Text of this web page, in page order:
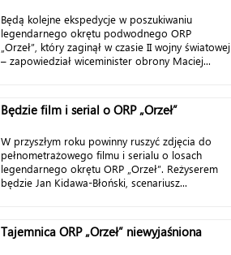
Będą kolejne ekspedycje w poszukiwaniu
legendarnego okrętu podwodnego ORP
„Orzeł”, który zaginął w czasie II wojny światowej
– zapowiedział wiceminister obrony Maciej...
Będzie film i serial o ORP „Orzeł”
W przyszłym roku powinny ruszyć zdjęcia do
pełnometrażowego filmu i serialu o losach
legendarnego okrętu ORP „Orzeł”. Reżyserem
będzie Jan Kidawa-Błoński, scenariusz...
Tajemnica ORP „Orzeł” niewyjaśniona